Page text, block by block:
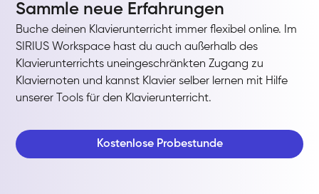
Sammle neue Erfahrungen
Buche deinen Klavierunterricht immer flexibel online. Im
SIRIUS Workspace hast du auch außerhalb des
Klavierunterrichts uneingeschränkten Zugang zu
Klaviernoten und kannst Klavier selber lernen mit Hilfe
unserer Tools für den Klavierunterricht.
Kostenlose Probestunde